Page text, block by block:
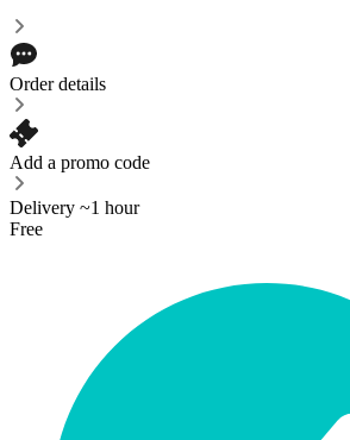
Order details
Add a promo code
Delivery ~1 hour
Free